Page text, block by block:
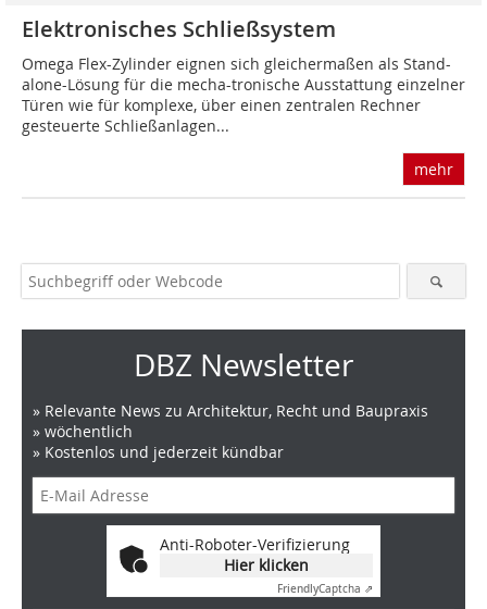
Elektronisches Schließsystem
Omega Flex-Zylinder eignen sich gleichermaßen als Stand-
alone-Lösung für die mecha-tronische Ausstattung einzelner
Türen wie für komplexe, über einen zentralen Rechner
gesteuerte Schließanlagen...
mehr
DBZ Newsletter
» Relevante News zu Architektur, Recht und Baupraxis
» wöchentlich
» Kostenlos und jederzeit kündbar
Anti-Roboter-Verifizierung
Hier klicken
FriendlyCaptcha ⇗